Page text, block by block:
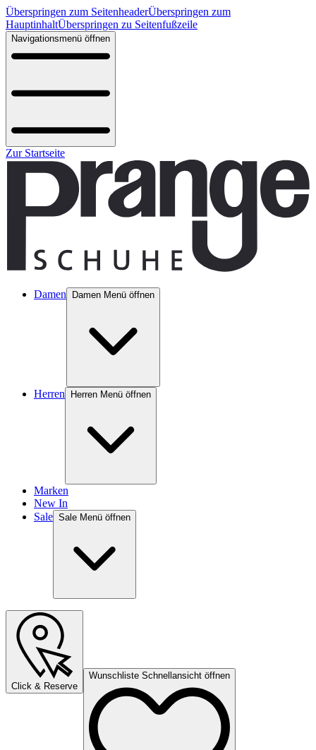
Überspringen zum SeitenheaderÜberspringen zum
HauptinhaltÜberspringen zu Seitenfußzeile
Navigationsmenü öffnen
Zur Startseite
Damen Damen Menü öffnen
Herren Herren Menü öffnen
Marken
New In
Sale Sale Menü öffnen
Click & Reserve
Wunschliste Schnellansicht öffnen